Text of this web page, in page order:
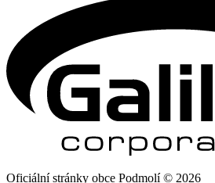
Oficiální stránky obce Podmolí © 2026